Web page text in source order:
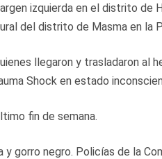
izquierda en el distrito de
del distrito de Masma en la
llegaron y trasladaron al
Shock en estado
fin de semana.
gorro negro. Policías de la